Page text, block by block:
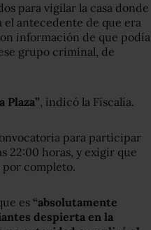
para vigilar la casa donde
antecedente de que era
información de que podía
grupo criminal, de
Plaza”, indicó la Fiscalía.
para participar
22:00 horas, y exigir que
por completo.
es “absolutamente
despierta en la